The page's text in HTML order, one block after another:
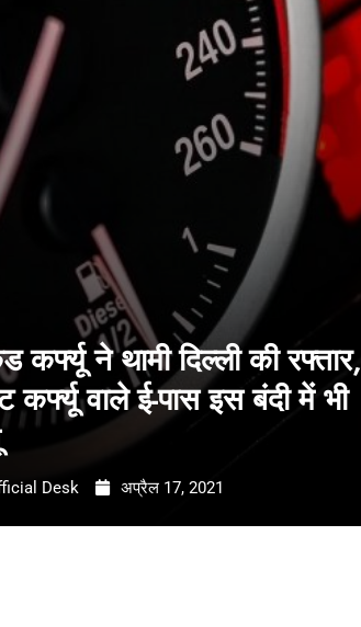
कर्फ्यू ने थामी दिल्ली की रफ्तार,
कर्फ्यू वाले ई-पास इस बंदी में भी
Desk अप्रैल 17, 2021